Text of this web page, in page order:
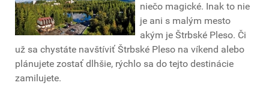
niečo magické. Inak to nie
je ani s malým mesto
akým je Štrbské Pleso. Či
už sa chystáte navštíviť Štrbské Pleso na víkend alebo
plánujete zostať dlhšie, rýchlo sa do tejto destinácie
zamilujete.